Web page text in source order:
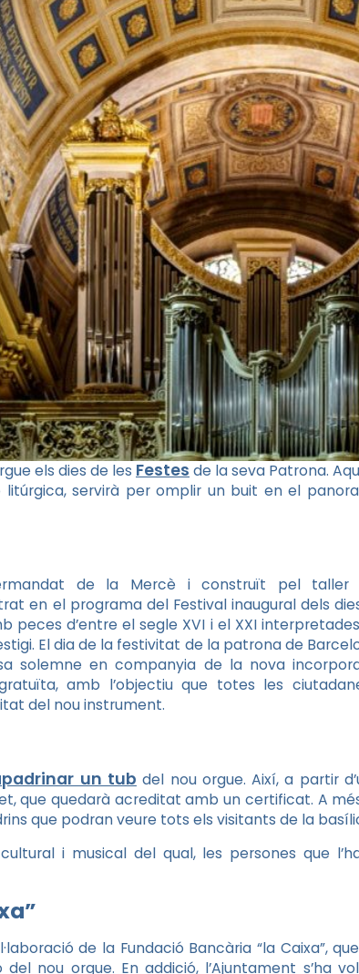
els dies de les Festes de la seva Patrona.
servirà per omplir un buit en el
de la Mercè i construït pel taller
en el programa del Festival inaugural dels
d’entre el segle XVI i el XXI
El dia de la festivitat de la patrona de
solemne en companyia de la nova
amb l’objectiu que totes les
del nou instrument.
un tub del nou orgue. Així, a partir
que quedarà acreditat amb un certificat. A
que podran veure tots els visitants de la
i musical del qual, les persones que
de la Fundació Bancària “la Caixa”,
del nou orgue. En addició, l’Ajuntament s’ha